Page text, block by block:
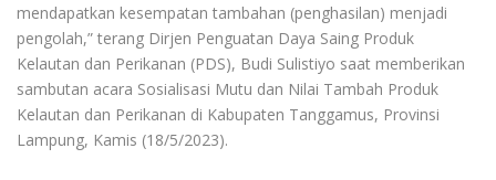
mendapatkan kesempatan tambahan (penghasilan) menjadi
pengolah,” terang Dirjen Penguatan Daya Saing Produk
Kelautan dan Perikanan (PDS), Budi Sulistiyo saat memberikan
sambutan acara Sosialisasi Mutu dan Nilai Tambah Produk
Kelautan dan Perikanan di Kabupaten Tanggamus, Provinsi
Lampung, Kamis (18/5/2023).